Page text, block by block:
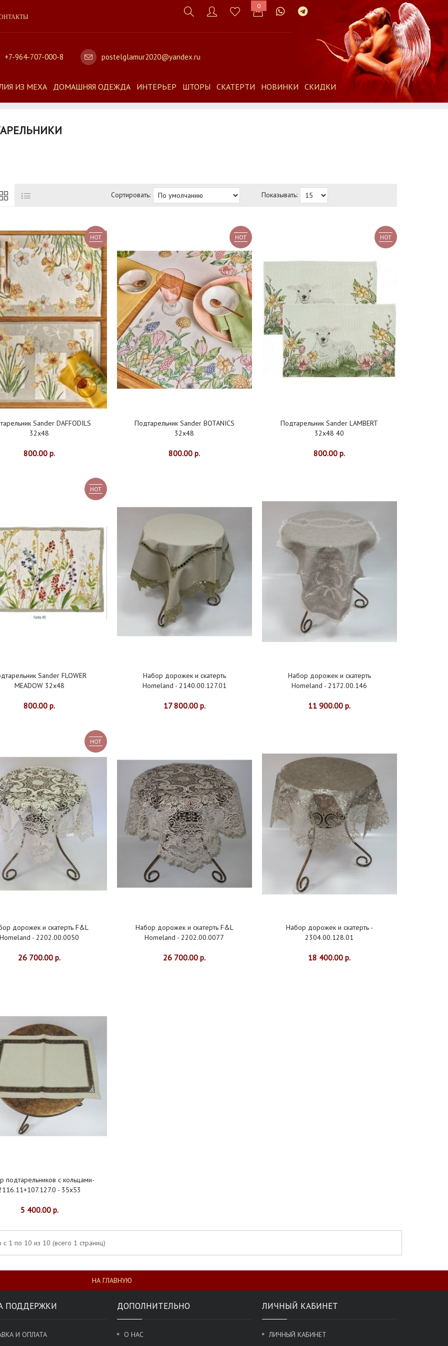
0
+7-964-707-000-8 postelglamur2020@yandex.ru
ИЗ МЕХА ДОМАШНЯЯ ОДЕЖДА ИНТЕРЬЕР ШТОРЫ СКАТЕРТИ НОВИНКИ СКИДКИ
Сортировать: Показывать:
HOT
Sander DAFFODILS
32x48
800.00 р.
HOT
Подтарельник Sander BOTANICS
32х48
800.00 р.
HOT
Подтарельник Sander LAMBERT
32x48 40
800.00 р.
HOT
Sander FLOWER
MEADOW 32x48
800.00 р.
Набор дорожек и скатерть
Homeland - 2140.00.127.01
17 800.00 р.
Набор дорожек и скатерть
Homeland - 2172.00.146
11 900.00 р.
HOT
дорожек и скатерть F&L
Homeland - 2202.00.0050
26 700.00 р.
Набор дорожек и скатерть F&L
Homeland - 2202.00.0077
26 700.00 р.
Набор дорожек и скатерть -
2304.00.128.01
18 400.00 р.
подтарельников с кольцами-
- 35х53
5 400.00 р.
с 1 по 10 из 10 (всего 1 страниц)
НА ГЛАВНУЮ
ПОДДЕРЖКИ
И ОПЛАТА
ДОПОЛНИТЕЛЬНО
О НАС
ЛИЧНЫЙ КАБИНЕТ
ЛИЧНЫЙ КАБИНЕТ